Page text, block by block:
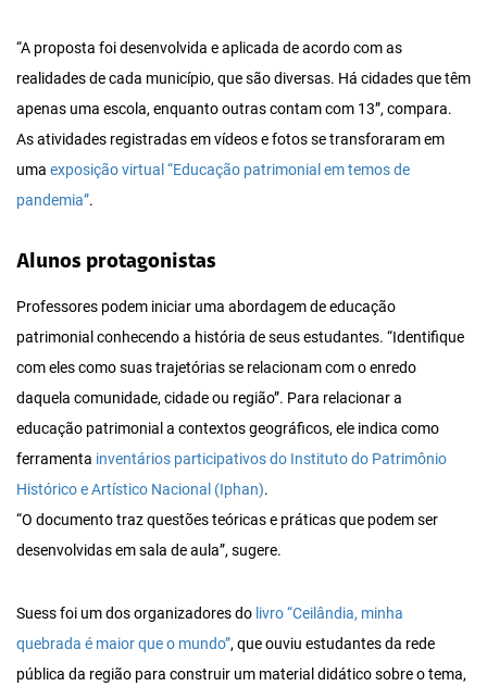
“A proposta foi desenvolvida e aplicada de acordo com as
realidades de cada município, que são diversas. Há cidades que têm
apenas uma escola, enquanto outras contam com 13”, compara.
As atividades registradas em vídeos e fotos se transforaram em
uma exposição virtual “Educação patrimonial em temos de
pandemia”.
Alunos protagonistas
Professores podem iniciar uma abordagem de educação
patrimonial conhecendo a história de seus estudantes. “Identifique
com eles como suas trajetórias se relacionam com o enredo
daquela comunidade, cidade ou região”. Para relacionar a
educação patrimonial a contextos geográficos, ele indica como
ferramenta inventários participativos do Instituto do Patrimônio
Histórico e Artístico Nacional (Iphan).
“O documento traz questões teóricas e práticas que podem ser
desenvolvidas em sala de aula”, sugere.
Suess foi um dos organizadores do livro “Ceilândia, minha
quebrada é maior que o mundo”, que ouviu estudantes da rede
pública da região para construir um material didático sobre o tema,